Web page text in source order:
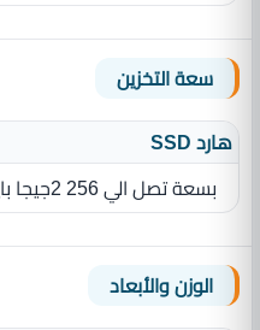
سعة التخزين
هارد SSD
بسعة تصل الي 256 2جيجا بايت
الوزن والأبعاد